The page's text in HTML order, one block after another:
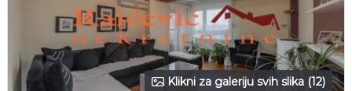
Klikni za galeriju svih slika (12)